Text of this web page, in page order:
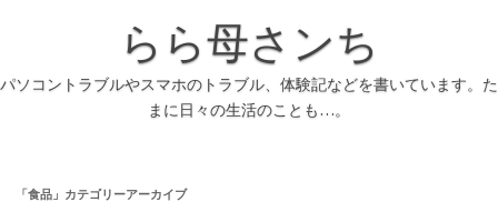
らら母さンち
パソコントラブルやスマホのトラブル、体験記などを書いています。た
まに日々の生活のことも…。
「食品 」カテゴリーアーカイブ